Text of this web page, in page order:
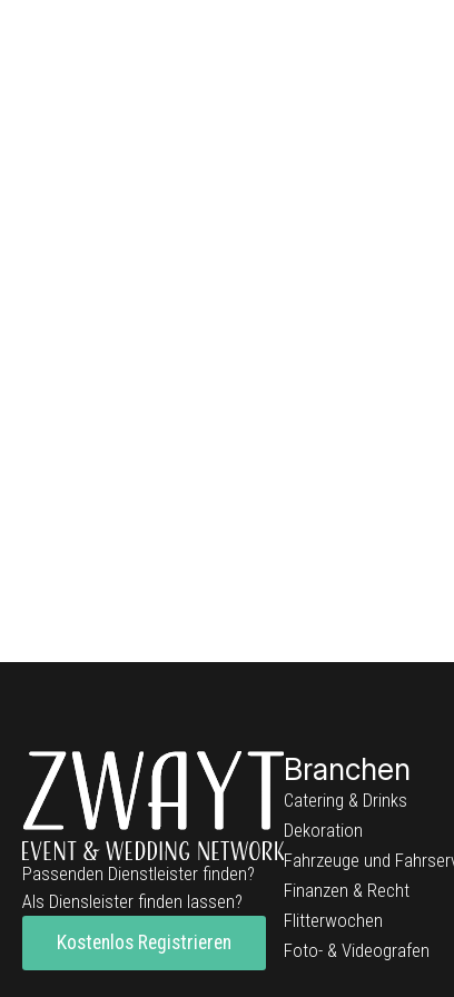
Passenden Dienstleister finden?
Als Diensleister finden lassen?
Kostenlos Registrieren
Branchen
Catering & Drinks
Dekoration
Fahrzeuge und
Finanzen & Recht
Flitterwochen
Foto- & Videografen